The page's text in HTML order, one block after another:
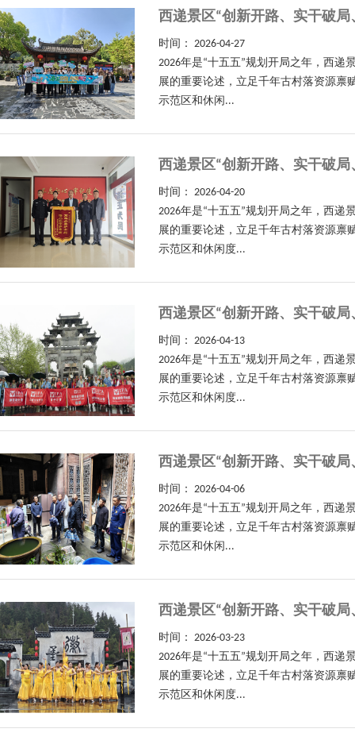
西递景区“创新开路、实干破
时间： 2026-04-27
2026年是“十五五”规划开局之年，西
展的重要论述，立足千年古村落资源禀
示范区和休闲...
西递景区“创新开路、实干破
时间： 2026-04-20
2026年是“十五五”规划开局之年，西
展的重要论述，立足千年古村落资源禀
示范区和休闲度...
西递景区“创新开路、实干破
时间： 2026-04-13
2026年是“十五五”规划开局之年，西
展的重要论述，立足千年古村落资源禀
示范区和休闲度...
西递景区“创新开路、实干破
时间： 2026-04-06
2026年是“十五五”规划开局之年，西
展的重要论述，立足千年古村落资源禀
示范区和休闲...
西递景区“创新开路、实干破
时间： 2026-03-23
2026年是“十五五”规划开局之年，西
展的重要论述，立足千年古村落资源禀
示范区和休闲度...